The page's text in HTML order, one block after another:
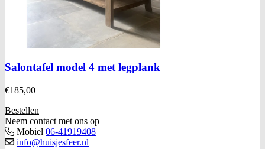
Salontafel model 4 met legplank
€185,00
Bestellen
Neem contact met ons op
Mobiel 06-41919408
info@huisjesfeer.nl